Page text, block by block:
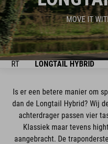
MOVE IT
LONGTAIL HYBRID
Is er een betere manier om
dan de Longtail Hybrid? Wij
achterdrager passen vier
Klassiek maar tevens
aangebracht. De